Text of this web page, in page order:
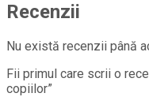
Recenzii
Nu există recenzii până
Fii primul care scrii o
copiilor”